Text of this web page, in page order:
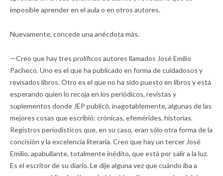
imposible aprender en el aula o en otros autores.
Nuevamente, concede una anécdota más.
—Creo que hay tres prolíficos autores llamados José Emilio
Pacheco. Uno es el que ha publicado en forma de cuidadosos y
revisados libros. Otro es el que no ha sido puesto en libros y está
esperando quien lo recoja en los periódicos, revistas y
suplementos donde JEP publicó, inagotablemente, algunas de las
mejores cosas que escribió: crónicas, efemérides, historias.
Registros periodísticos que, en su caso, eran sólo otra forma de la
concisión y la excelencia literaria. Creo que hay un tercer José
Emilio, apabullante, totalmente inédito, que está por salir a la luz.
Es el escritor de su diario. Le dije alguna vez que cuándo iba a